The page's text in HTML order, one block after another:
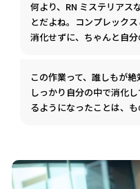
何より、RN ミステリアス
とだよね。コンプレック
消化せずに、ちゃんと自分
この作業って、誰しもが
しっかり自分の中で消化
るようになったことは、も